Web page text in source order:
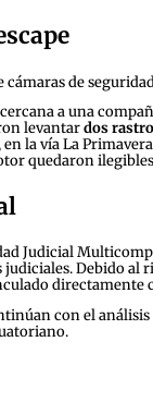
cámaras de
a una
levantar dos
en la vía La
quedaron
Judicial
Debido al
con el